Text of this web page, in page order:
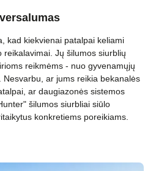
kad kiekvienai patalpai keliami
reikalavimai. Jų šilumos siurblių
reikmėms - nuo gyvenamųjų
Nesvarbu, ar jums reikia bekanalės
ar daugiazonės sistemos
šilumos siurbliai siūlo
konkretiems poreikiams.